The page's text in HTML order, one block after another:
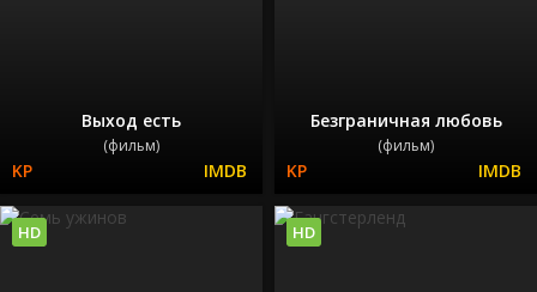
Выход есть
(фильм)
Безграничная любовь
(фильм)
HD HD